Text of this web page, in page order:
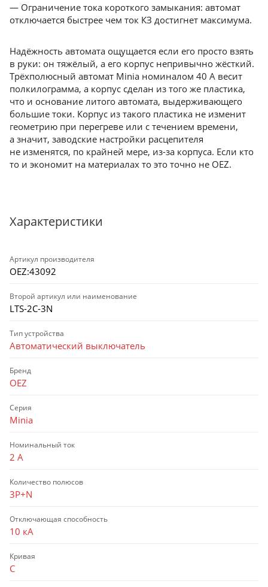
— Ограничение тока короткого замыкания: автомат
отключается быстрее чем ток КЗ достигнет максимума.
Надёжность автомата ощущается если его просто взять
в руки: он тяжёлый, а его корпус непривычно жёсткий.
Трёхполюсный автомат Minia номиналом 40 А весит
полкилограмма, а корпус сделан из того же пластика,
что и основание литого автомата, выдерживающего
большие токи. Корпус из такого пластика не изменит
геометрию при перегреве или с течением времени,
а значит, заводские настройки расцепителя
не изменятся, по крайней мере, из-за корпуса. Если кто
то и экономит на материалах то это точно не OEZ.
Характеристики
Артикул производителя
OEZ:43092
Второй артикул или наименование
LTS-2C-3N
Тип устройства
Автоматический выключатель
Бренд
OEZ
Серия
Minia
Номинальный ток
2 А
Количество полюсов
3P+N
Отключающая способность
10 кА
Кривая
C